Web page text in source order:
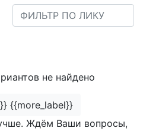
не найдено
{{more_label}}
Ждём Ваши вопросы,